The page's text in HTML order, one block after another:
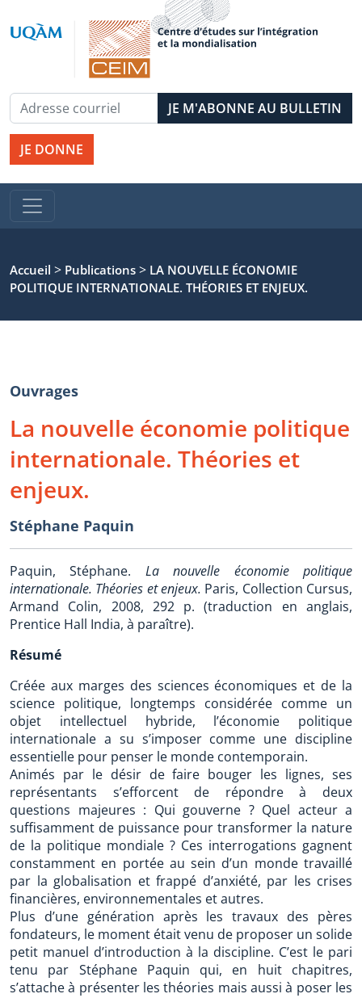
JE DONNE
Accueil > Publications > LA NOUVELLE ÉCONOMIE
POLITIQUE INTERNATIONALE. THÉORIES ET ENJEUX.
Ouvrages
La nouvelle économie politique
internationale. Théories et
enjeux.
Stéphane Paquin
Paquin, Stéphane. La nouvelle économie politique
internationale. Théories et enjeux. Paris, Collection Cursus,
Armand Colin, 2008, 292 p. (traduction en anglais,
Prentice Hall India, à paraître).
Résumé
Créée aux marges des sciences économiques et de la
science politique, longtemps considérée comme un
objet intellectuel hybride, l’économie politique
internationale a su s’imposer comme une discipline
essentielle pour penser le monde contemporain.
Animés par le désir de faire bouger les lignes, ses
représentants s’efforcent de répondre à deux
questions majeures : Qui gouverne ? Quel acteur a
suffisamment de puissance pour transformer la nature
de la politique mondiale ? Ces interrogations gagnent
constamment en portée au sein d’un monde travaillé
par la globalisation et frappé d’anxiété, par les crises
financières, environnementales et autres.
Plus d’une génération après les travaux des pères
fondateurs, le moment était venu de proposer un solide
petit manuel d’introduction à la discipline. C’est le pari
tenu par Stéphane Paquin qui, en huit chapitres,
s’attache à présenter les théories mais aussi à poser les